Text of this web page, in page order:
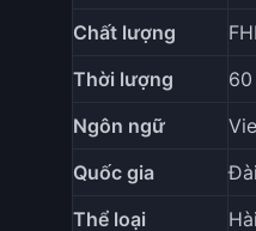
Chất lượng
Thời lượng
Ngôn ngữ
Quốc gia
Thể loại